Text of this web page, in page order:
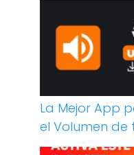
La Mejor App
el Volumen de